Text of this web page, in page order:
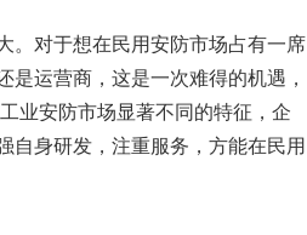
对于想在民用安防市场占有一席
运营商，这是一次难得的机遇，
业安防市场显著不同的特征，企
自身研发，注重服务，方能在民用